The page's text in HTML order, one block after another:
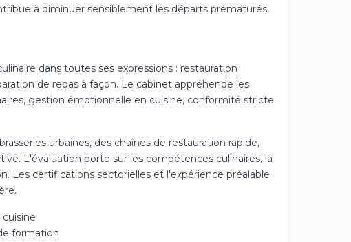
à diminuer sensiblement les départs prématurés,
dans toutes ses expressions : restauration
de repas à façon. Le cabinet appréhende les
gestion émotionnelle en cuisine, conformité stricte
urbaines, des chaînes de restauration rapide,
L'évaluation porte sur les compétences culinaires, la
Les certifications sectorielles et l'expérience préalable
formation